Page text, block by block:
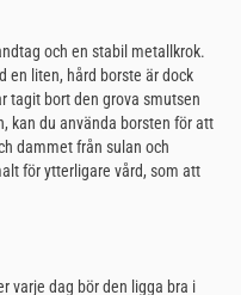
och en stabil metallkrok.
en liten, hård borste är dock
tagit bort den grova smutsen
kan du använda borsten för att
dammet från sulan och
för ytterligare vård, som att
varje dag bör den ligga bra i